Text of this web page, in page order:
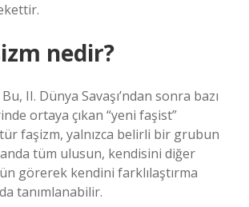
nedir?
II. Dünya Savaşı’ndan sonra bazı
ortaya çıkan “yeni faşist”
faşizm, yalnızca belirli bir grubun
tüm ulusun, kendisini diğer
görerek kendini farklılaştırma
tanımlanabilir.